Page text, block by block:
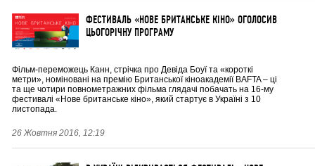
ФЕСТИВАЛЬ «НОВЕ БРИТАНСЬКЕ КІНО» ОГОЛОСИВ
ЦЬОГОРІЧНУ ПРОГРАМУ
Фільм-переможець Канн, стрічка про Девіда Боуї та «короткі
метри», номіновані на премію Британської кіноакадемії BAFTA – ці
та ще чотири повнометражних фільма глядачі побачать на 16-му
фестивалі «Нове британське кіно», який стартує в Україні з 10
листопада.
26 Жовтня 2016, 12:19